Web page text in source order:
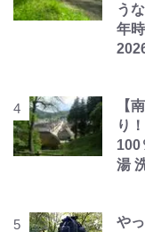
う
年
【
り
100
湯
や